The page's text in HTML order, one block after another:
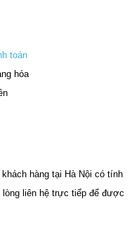
toán
hóa
hàng tại Hà Nội có tính
liên hệ trực tiếp để được